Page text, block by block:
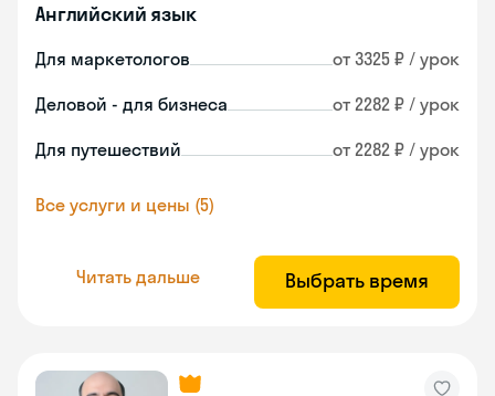
Английский язык
Для маркетологов от 3325 ₽ / урок
Деловой - для бизнеса от 2282 ₽ / урок
Для путешествий от 2282 ₽ / урок
Все услуги и цены (5)
Читать дальше Выбрать время